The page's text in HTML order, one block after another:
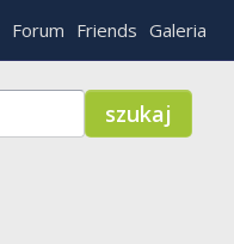
Forum Friends Galeria